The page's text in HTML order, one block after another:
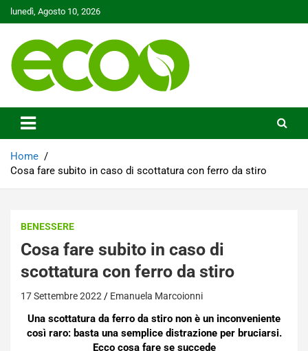
Skip
to
lunedì, Agosto 10, 2026
Ecoo.it
Home
Cosa fare subito in caso di scottatura con ferro da stiro
BENESSERE
Cosa fare subito in caso di
scottatura con ferro da stiro
17 Settembre 2022 Emanuela Marcoionni
Una scottatura da ferro da stiro non è un inconveniente
così raro: basta una semplice distrazione per bruciarsi.
Ecco cosa fare se succede